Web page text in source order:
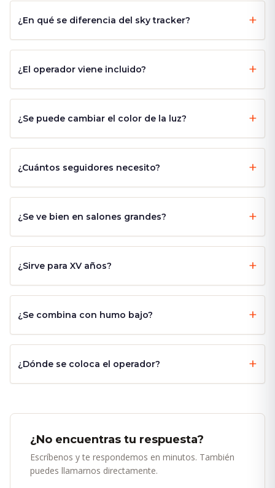
¿En qué se diferencia del sky tracker?
¿El operador viene incluido?
¿Se puede cambiar el color de la luz?
¿Cuántos seguidores necesito?
¿Se ve bien en salones grandes?
¿Sirve para XV años?
¿Se combina con humo bajo?
¿Dónde se coloca el operador?
¿No encuentras tu respuesta?
Escríbenos y te respondemos en minutos. También
puedes llamarnos directamente.